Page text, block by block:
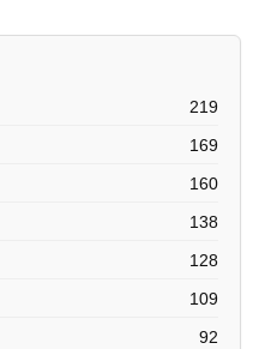
219
169
160
138
128
109
92